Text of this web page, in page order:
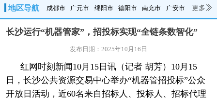
地区导航 成都市 广元市 绵阳市 德阳市 南充市 广安市 更多
成都市 广元市 绵阳市 德阳市 南充市 广安市
遂宁市
长沙运行“机器管家”，招投标实现“全链条数智化”
发布日期：2025年10月16日
红网时刻新闻10月15日讯（记者 胡芳）10月15
日，长沙公共资源交易中心举办“机器管招投标”公众
开放日活动，近60名来自招标人、投标人、招标代理